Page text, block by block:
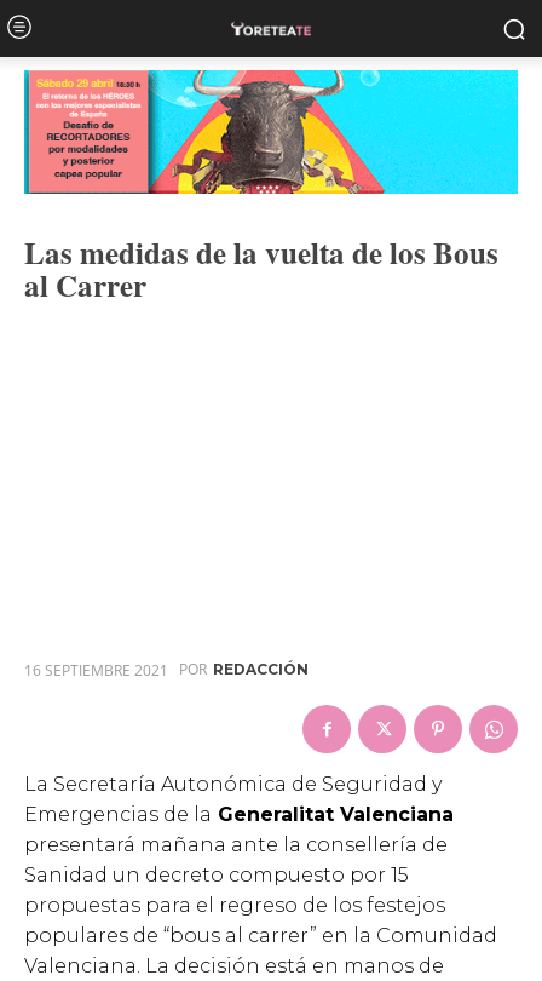
Las medidas de la vuelta de los Bous
al Carrer
16 SEPTIEMBRE 2021 POR REDACCIÓN
La Secretaría Autonómica de Seguridad y
Emergencias de la Generalitat Valenciana
presentará mañana ante la consellería de
Sanidad un decreto compuesto por 15
propuestas para el regreso de los festejos
populares de “bous al carrer” en la Comunidad
Valenciana. La decisión está en manos de